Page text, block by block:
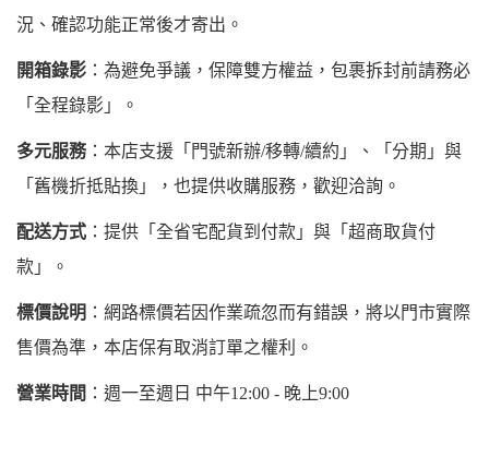
況、確認功能正常後才寄出。
開箱錄影 ：為避免爭議，保障雙方權益，包裹拆封前請務必
「全程錄影」。
多元服務：本店支援「門號新辦/移轉/續約」、「分期」與
「舊機折抵貼換」，也提供收購服務，歡迎洽詢。
配送方式 ：提供「全省宅配貨到付款」與「超商取貨付
款」。
標價說明 ：網路標價若因作業疏忽而有錯誤，將以門市實際
售價為準，本店保有取消訂單之權利。
營業時間 ：週一至週日 中午12:00 - 晚上9:00